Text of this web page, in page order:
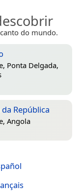
do mundo.
Ponta Delgada,
da República
Angola